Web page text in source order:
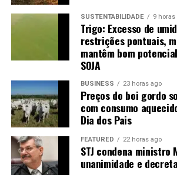
Informativo CEEMA
Argemiro Luís Brum¹
1–Professor Titular do PPGDR da
Economia Internacional pela EHESS
coordenador, pesquisador e
CEEMA (FIDENE/UNIJUÍ).
SUSTENTABILIDADE 9 horas
Trigo: Excesso de
restrições pontuais,
mantêm bom
SOJA
BUSINESS 23 horas ago
Preços do boi gordo
com consumo
Dia dos Pais
FEATURED 22 horas ago
STJ condena ministro
unanimidade e